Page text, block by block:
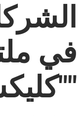
في
"كليكس"